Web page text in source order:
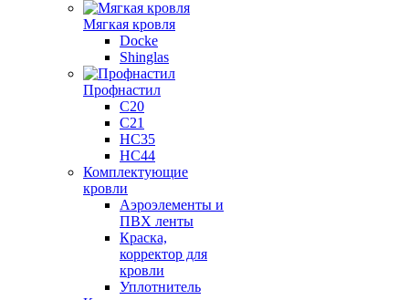
Мягкая кровля
Docke
Shinglas
Профнастил
C20
C21
НС35
НС44
Комплектующие
кровли
Аэроэлементы и
ПВХ ленты
Краска,
корректор для
кровли
Уплотнитель